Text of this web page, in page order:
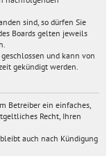
sind, so dürfen Sie
Boards gelten jeweils
und kann von
gekündigt werden.
Betreiber ein einfaches,
Recht, Ihren
auch nach Kündigung